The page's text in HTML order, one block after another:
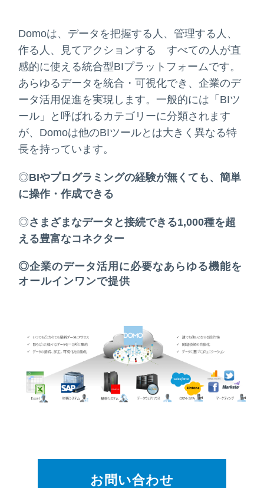
Domoは、データを把握する人、管理する人、
作る人、見てアクションする すべての人が直
感的に使える統合型BIプラットフォームです。
あらゆるデータを統合・可視化でき、企業のデ
ータ活用促進を実現します。一般的には「BIツ
ール」と呼ばれるカテゴリーに分類されます
が、Domoは他のBIツールとは大きく異なる特
長を持っています。
◎BIやプログラミングの経験が無くても、簡単
に操作・作成できる
◎さまざまなデータと接続できる1,000種を超
える豊富なコネクター
◎企業のデータ活用に必要なあらゆる機能を
オールインワンで提供
お問い合わせ